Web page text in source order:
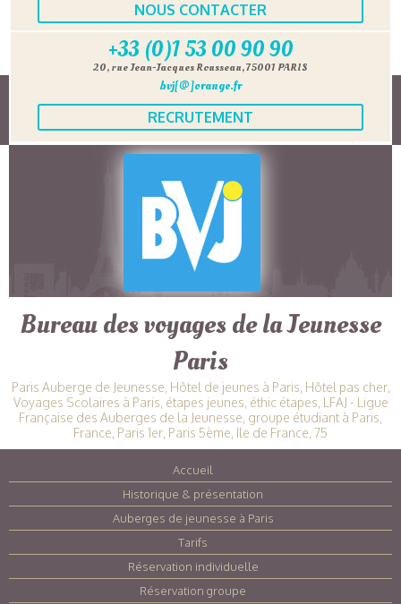
NOUS CONTACTER
+33 (0)1 53 00 90 90
20, rue Jean-Jacques Rousseau, 75001 PARIS
bvj[@]orange.fr
RECRUTEMENT
Bureau des voyages de la Jeunesse
Paris
Paris Auberge de Jeunesse, Hôtel de jeunes à Paris, Hôtel pas cher,
Voyages Scolaires à Paris, étapes jeunes, éthic étapes, LFAJ - Ligue
Française des Auberges de la Jeunesse, groupe étudiant à Paris,
France, Paris 1er, Paris 5ème, Ile de France, 75
Accueil
Historique & présentation
Auberges de jeunesse à Paris
Tarifs
Réservation individuelle
Réservation groupe